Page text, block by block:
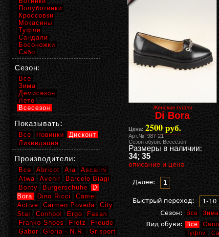
Женские туфли
Di Bora
Цена: 2500 руб.
Арт.№: 987-21
Сезон обуви: Всесезон
Размеры в наличии:
34; 35
описание и цена
Далее: 1
Быстрый переход:
1-10
Сезон:
Все Зима
Вид обуви: Все
Туфли
Полуботинки
Кроссовки
Мокасины
Туфли
Сандали
Босоножки
Сабо
Сезон:
Все
Зима
Демисезон
Лето
Всесезон
Показывать:
Все Новинки
Дисконт
Ликвидация
Производители:
Все Abricot Ara
Ascalini
Atwa
Avenir
Barcelo Biagi
Bonty
Burgerschuhe
Di
Bora
Dino Ricci
Camel
Active
Carmen Poveda
City
Star
Conhpol Ergo
Fasan
Franko Shoes
Fretz
Freude
Gabor
Gloria - N.R.
Grisport